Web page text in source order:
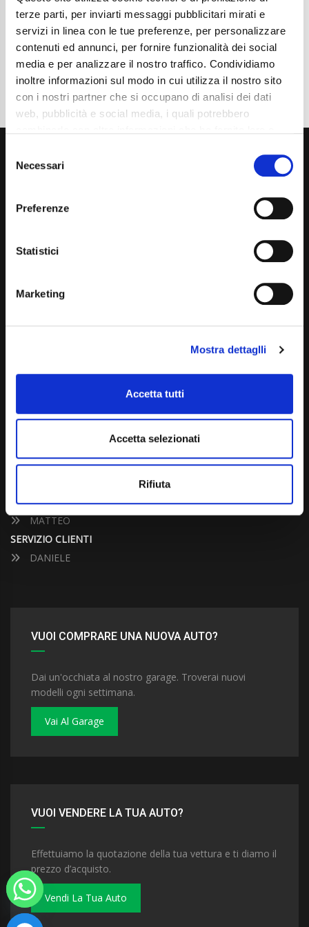
terze parti, per inviarti messaggi pubblicitari mirati e
servizi in linea con le tue preferenze, per personalizzare
contenuti ed annunci, per fornire funzionalità dei social
media e per analizzare il nostro traffico. Condividiamo
inoltre informazioni sul modo in cui utilizza il nostro sito
con i nostri partner che si occupano di analisi dei dati
web, pubblicità e social media, i quali potrebbero
mera chiusura del banner non comporta l’accettazione
tutti” o selezionando le diverse categorie di cookies
Selection
Necessari
Preferenze
Statistici
Marketing
Mostra dettaglli
Accetta tutti
Accetta selezionati
Rifiuta
Dettaglio
(+39) 031 431 3066
info@carspecialist.eu
JACOPO
UFFICIO ACQUISTI
MATTEO
SERVIZIO CLIENTI
DANIELE
VUOI COMPRARE UNA NUOVA AUTO?
Dai un'occhiata al nostro garage. Troverai nuovi
modelli ogni settimana.
Vai Al Garage
VUOI VENDERE LA TUA AUTO?
Effettuiamo la quotazione della tua vettura e ti diamo il
prezzo d’acquisto.
Vendi La Tua Auto